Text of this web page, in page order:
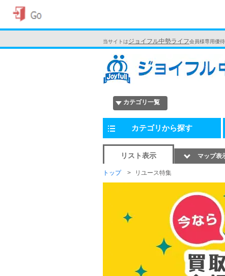
当サイトはジョイフル中勢ライフ会員様専用優
カテゴリ一覧
カテゴリから探す
リスト表示 マップ表
トップ リユース特集